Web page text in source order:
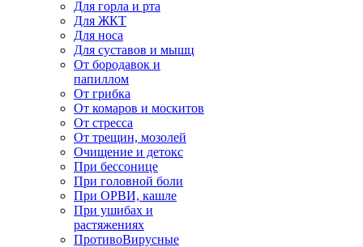
Для горла и рта
Для ЖКТ
Для носа
Для суставов и мышц
От бородавок и
папиллом
От грибка
От комаров и москитов
От стресса
От трещин, мозолей
Очищение и детокс
При бессонице
При головной боли
При ОРВИ, кашле
При ушибах и
растяжениях
ПротивоВирусные